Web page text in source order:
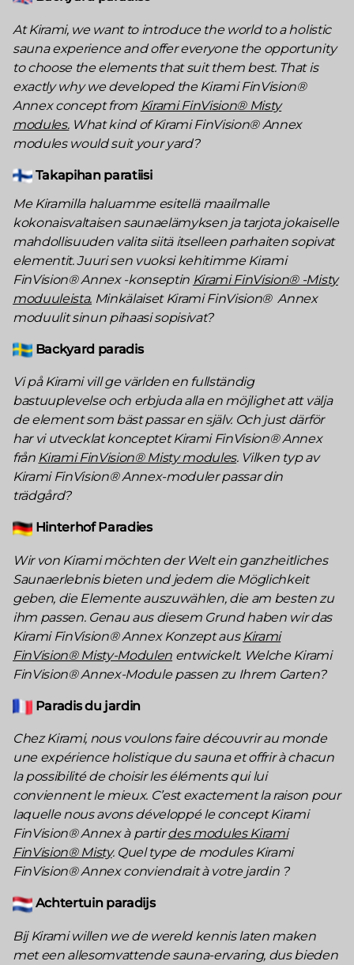
At Kirami, we want to introduce the world to a holistic
sauna experience and offer everyone the opportunity
to choose the elements that suit them best. That is
exactly why we developed the Kirami FinVision®
Annex concept from Kirami FinVision® Misty
modules.What kind of Kirami FinVision® Annex
modules would suit your yard?
Takapihan paratiisi
Me Kiramilla haluamme esitellä maailmalle
kokonaisvaltaisen saunaelämyksen ja tarjota jokaiselle
mahdollisuuden valita siitä itselleen parhaiten sopivat
elementit. Juuri sen vuoksi kehitimme Kirami
FinVision® Annex -konseptin Kirami FinVision® -Misty
moduuleista. Minkälaiset Kirami FinVision® Annex
moduulit sinun pihaasi sopisivat?
Backyard paradis
Vi på Kirami vill ge världen en fullständig
bastuuplevelse och erbjuda alla en möjlighet att välja
de element som bäst passar en själv. Och just därför
har vi utvecklat konceptet Kirami FinVision® Annex
från Kirami FinVision® Misty modules. Vilken typ av
Kirami FinVision® Annex-moduler passar din
trädgård?
Hinterhof Paradies
Wir von Kirami möchten der Welt ein ganzheitliches
Saunaerlebnis bieten und jedem die Möglichkeit
geben, die Elemente auszuwählen, die am besten zu
ihm passen. Genau aus diesem Grund haben wir das
Kirami FinVision® Annex Konzept aus Kirami
FinVision® Misty-Modulen entwickelt. Welche Kirami
FinVision® Annex-Module passen zu Ihrem Garten?
Paradis du jardin
Chez Kirami, nous voulons faire découvrir au monde
une expérience holistique du sauna et offrir à chacun
la possibilité de choisir les éléments qui lui
conviennent le mieux. C’est exactement la raison pour
laquelle nous avons développé le concept Kirami
FinVision® Annex à partirdes modules Kirami
FinVision® Misty. Quel type de modules Kirami
FinVision® Annex conviendrait à votre jardin ?
Achtertuin paradijs
Bij Kirami willen we de wereld kennis laten maken
met een allesomvattende sauna-ervaring, dus bieden